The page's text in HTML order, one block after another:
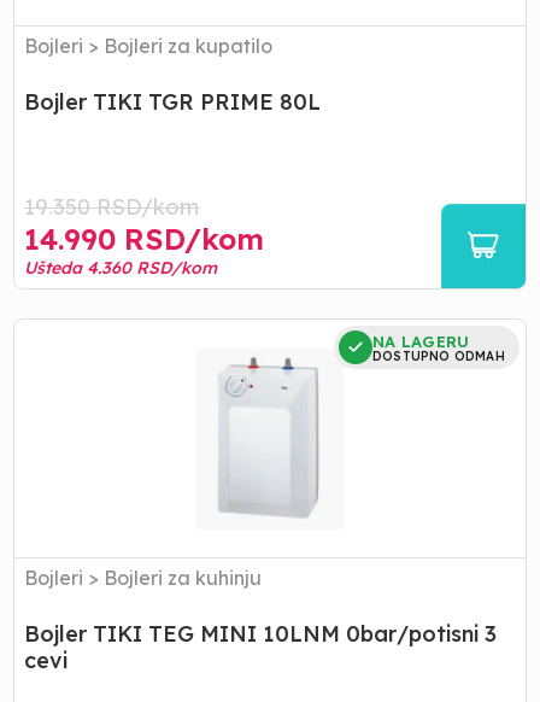
Bojleri > Bojleri za kupatilo
Bojler TIKI TGR PRIME 80L
19.350RSD/kom
14.990 RSD/kom
Ušteda 4.360RSD/kom
Bojler
NA LAGERU
DOSTUPNO ODMAH
Bojleri > Bojleri za kuhinju
Bojler TIKI TEG MINI 10LNM 0bar/potisni 3
cevi